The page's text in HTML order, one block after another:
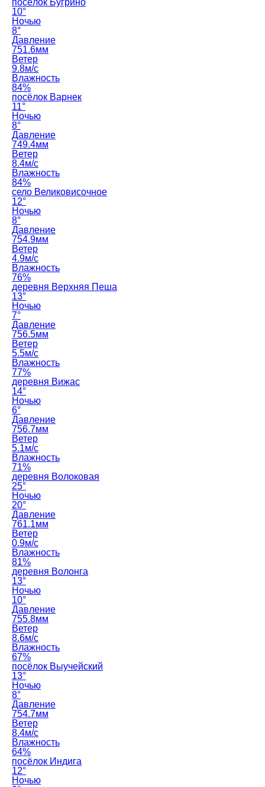
посёлок Бугрино
10°
Ночью
8°
Давление
751.6мм
Ветер
9.8м/с
Влажность
84%
посёлок Варнек
11°
Ночью
8°
Давление
749.4мм
Ветер
8.4м/с
Влажность
84%
село Великовисочное
12°
Ночью
8°
Давление
754.9мм
Ветер
4.9м/с
Влажность
76%
деревня Верхняя Пеша
13°
Ночью
7°
Давление
756.5мм
Ветер
5.5м/с
Влажность
77%
деревня Вижас
14°
Ночью
6°
Давление
756.7мм
Ветер
5.1м/с
Влажность
71%
деревня Волоковая
25°
Ночью
20°
Давление
761.1мм
Ветер
0.9м/с
Влажность
81%
деревня Волонга
13°
Ночью
10°
Давление
755.8мм
Ветер
8.6м/с
Влажность
67%
посёлок Выучейский
13°
Ночью
8°
Давление
754.7мм
Ветер
8.4м/с
Влажность
64%
посёлок Индига
12°
Ночью